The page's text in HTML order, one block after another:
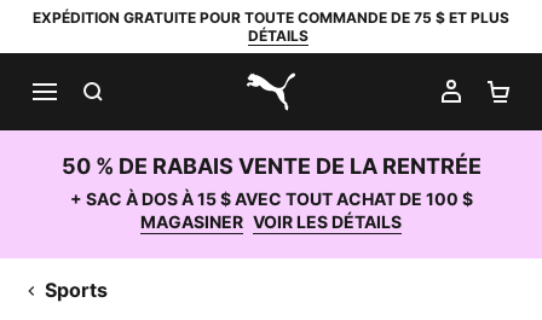
EXPÉDITION GRATUITE POUR TOUTE COMMANDE DE 75 $ ET PLUS
DÉTAILS
PUMA.com
MON
50 % DE RABAIS VENTE DE LA RENTRÉE
+ SAC À DOS À 15 $ AVEC TOUT ACHAT DE 100 $
MAGASINER VOIR LES DÉTAILS
Sports